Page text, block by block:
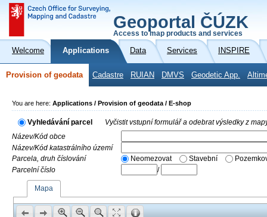
Geoportal ČÚZK
Access to map products and services
Welcome Applications Data Services INSPIRE
Provision of geodata Cadastre RUIAN DMVS Geodetic App.
You are here: Applications / Provision of geodata / E-shop
Vyhledávání parcel
Vyčistit vstupní formulář a odebrat výsledky z
Název/Kód obce
Název/Kód katastrálního území
Parcela, druh číslování
Neomezovat Stavební
Parcelní číslo
/
Mapa